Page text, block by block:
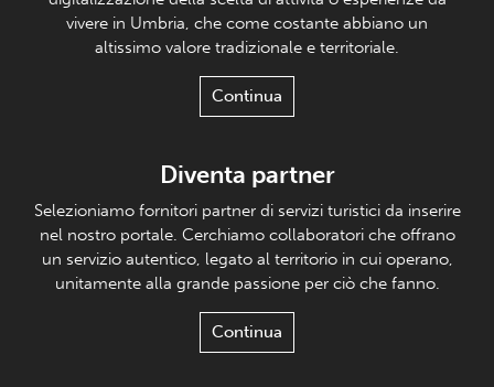
vivere in Umbria, che come costante abbiano un
altissimo valore tradizionale e territoriale.
Continua
Diventa partner
Selezioniamo fornitori partner di servizi turistici da inserire
nel nostro portale. Cerchiamo collaboratori che offrano
un servizio autentico, legato al territorio in cui operano,
unitamente alla grande passione per ciò che fanno.
Continua